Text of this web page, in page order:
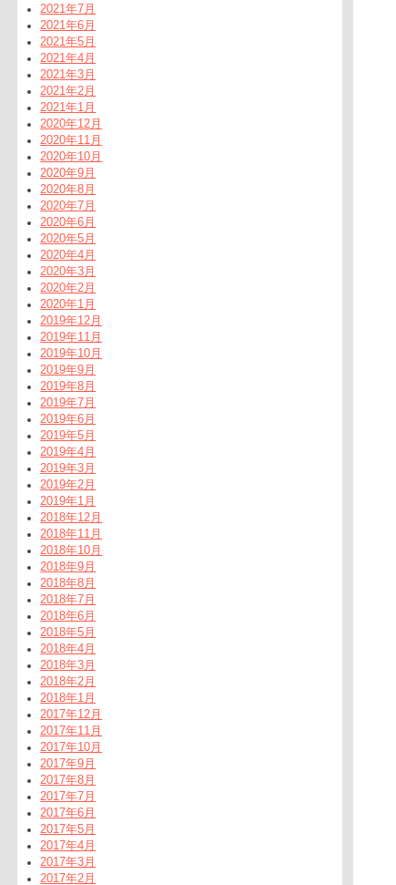
2021年7月
2021年6月
2021年5月
2021年4月
2021年3月
2021年2月
2021年1月
2020年12月
2020年11月
2020年10月
2020年9月
2020年8月
2020年7月
2020年6月
2020年5月
2020年4月
2020年3月
2020年2月
2020年1月
2019年12月
2019年11月
2019年10月
2019年9月
2019年8月
2019年7月
2019年6月
2019年5月
2019年4月
2019年3月
2019年2月
2019年1月
2018年12月
2018年11月
2018年10月
2018年9月
2018年8月
2018年7月
2018年6月
2018年5月
2018年4月
2018年3月
2018年2月
2018年1月
2017年12月
2017年11月
2017年10月
2017年9月
2017年8月
2017年7月
2017年6月
2017年5月
2017年4月
2017年3月
2017年2月